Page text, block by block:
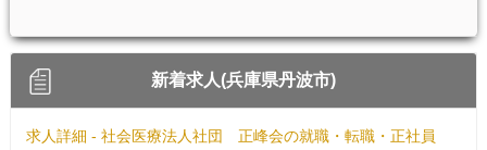
新着求人(兵庫県丹波市)
求人詳細 - 社会医療法人社団 正峰会の就職・転職・正社員